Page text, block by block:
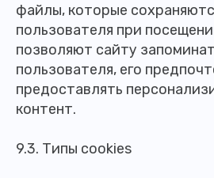
файлы, которые
пользователя при
позволяют сайту
пользователя, его
предоставлять
контент.
9.3. Типы cookies